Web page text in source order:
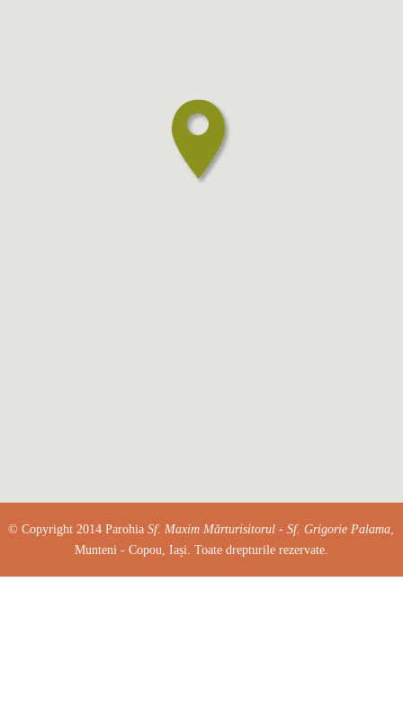
© Copyright 2014 ParohiaSf. Maxim Mărturisitorul - Sf. Grigorie Palama
Munteni - Copou, Iași. Toate drepturile rezervate.